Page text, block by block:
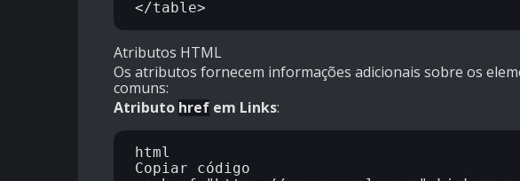
Atributos HTML
Os atributos fornecem informações adicionais sobre os
comuns:
Atributo href em Links:
html
Copiar código